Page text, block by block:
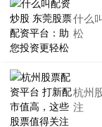
什么
松
杭州
注